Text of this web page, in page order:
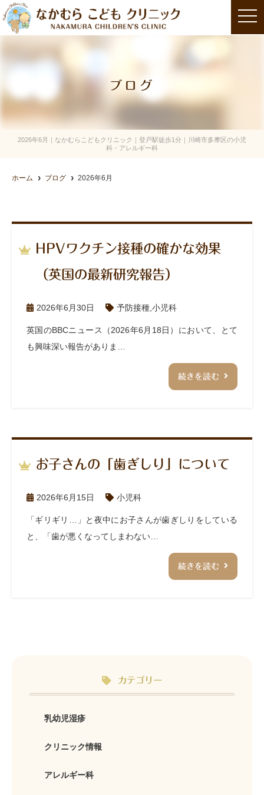
t
o
i
ブログ
2026年6月｜なかむらこどもクリニック｜登戸駅徒歩1分｜川崎市多摩区の小児
科・アレルギー科
ホーム ブログ 2026年6月
HPVワクチン接種の確かな効果
（英国の最新研究報告）
2026年6月30日 予防接種 小児科
英国のBBCニュース（2026年6月18日）において、とて
も興味深い報告がありま…
続きを読む
お子さんの「歯ぎしり」について
2026年6月15日 小児科
「ギリギリ…」と夜中にお子さんが歯ぎしりをしている
と、「歯が悪くなってしまわない…
続きを読む
カテゴリー
乳幼児湿疹
クリニック情報
アレルギー科